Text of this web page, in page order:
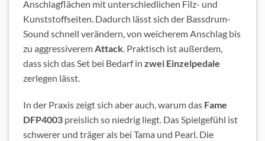
Anschlagflächen mit unterschiedlichen Filz- und
Kunststoffseiten. Dadurch lässt sich der Bassdrum-
Sound schnell verändern, von weicherem Anschlag bis
zu aggressiverem Attack . Praktisch ist außerdem,
dass sich das Set bei Bedarf in zwei Einzelpedale
zerlegen lässt.
In der Praxis zeigt sich aber auch, warum das Fame
DFP4003 preislich so niedrig liegt. Das Spielgefühl ist
schwerer und träger als bei Tama und Pearl. Die